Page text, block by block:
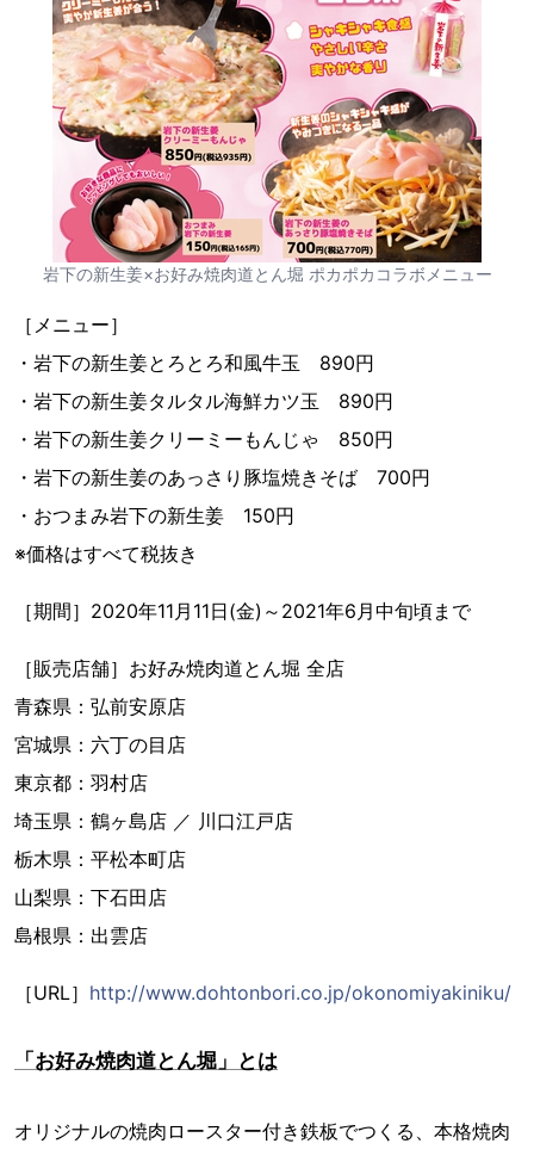
岩下の新生姜×お好み焼肉道とん堀 ポカポカコラボメニュー
［メニュー］
・岩下の新生姜とろとろ和風牛玉 890円
・岩下の新生姜タルタル海鮮カツ玉 890円
・岩下の新生姜クリーミーもんじゃ 850円
・岩下の新生姜のあっさり豚塩焼きそば 700円
・おつまみ岩下の新生姜 150円
※価格はすべて税抜き
［期間］2020年11月11日(金)～2021年6月中旬頃まで
［販売店舗］お好み焼肉道とん堀 全店
青森県：弘前安原店
宮城県：六丁の目店
東京都：羽村店
埼玉県：鶴ヶ島店 ／ 川口江戸店
栃木県：平松本町店
山梨県：下石田店
島根県：出雲店
［URL］ http://www.dohtonbori.co.jp/okonomiyakiniku/
「お好み焼肉道とん堀」とは
オリジナルの焼肉ロースター付き鉄板でつくる、本格焼肉